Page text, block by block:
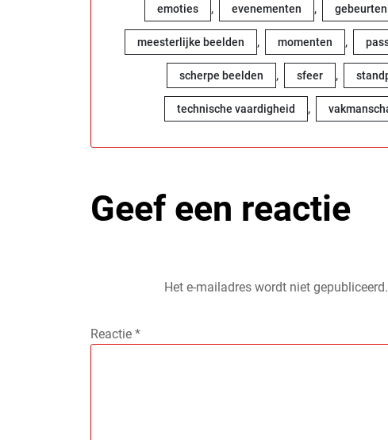
emoties , evenementen ,
meesterlijke beelden , momenten ,
scherpe beelden , sfeer ,
technische vaardigheid ,
Geef een reactie
Het e-mailadres wordt niet gepubliceerd.
Reactie *